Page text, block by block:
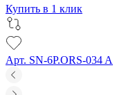
Купить в 1 клик
Арт. SN-6P.ORS-034 A